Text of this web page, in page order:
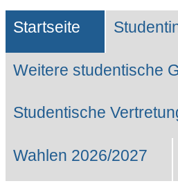
Suche…
Sektionen
Startseite
Weitere studentische
Studentische
Wahlen 2026/2027